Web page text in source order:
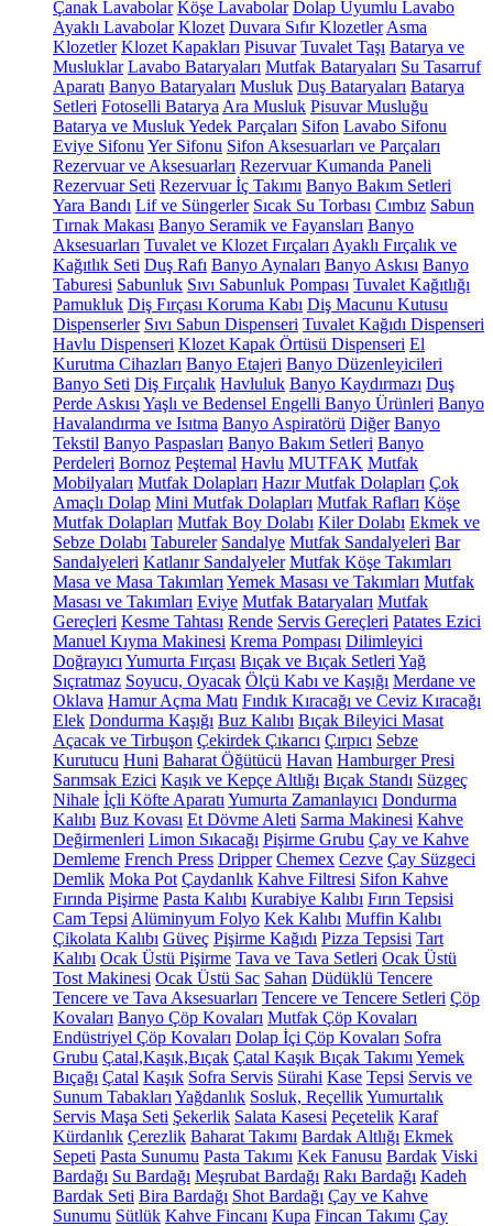
Çanak Lavabolar Köşe Lavabolar Dolap Uyumlu Lavabo
Ayaklı Lavabolar Klozet Duvara Sıfır Klozetler Asma
Klozetler Klozet Kapakları Pisuvar Tuvalet Taşı Batarya ve
Musluklar Lavabo Bataryaları Mutfak Bataryaları Su Tasarruf
Aparatı Banyo Bataryaları Musluk Duş Bataryaları Batarya
Setleri Fotoselli Batarya Ara Musluk Pisuvar Musluğu
Batarya ve Musluk Yedek Parçaları Sifon Lavabo Sifonu
Eviye Sifonu Yer Sifonu Sifon Aksesuarları ve Parçaları
Rezervuar ve Aksesuarları Rezervuar Kumanda Paneli
Rezervuar Seti Rezervuar İç Takımı Banyo Bakım Setleri
Yara Bandı Lif ve Süngerler Sıcak Su Torbası Cımbız Sabun
Tırnak Makası Banyo Seramik ve Fayansları Banyo
Aksesuarları Tuvalet ve Klozet Fırçaları Ayaklı Fırçalık ve
Kağıtlık Seti Duş Rafı Banyo Aynaları Banyo Askısı Banyo
Taburesi Sabunluk Sıvı Sabunluk Pompası Tuvalet Kağıtlığı
Pamukluk Diş Fırçası Koruma Kabı Diş Macunu Kutusu
Dispenserler Sıvı Sabun Dispenseri Tuvalet Kağıdı Dispenseri
Havlu Dispenseri Klozet Kapak Örtüsü Dispenseri El
Kurutma Cihazları Banyo Etajeri Banyo Düzenleyicileri
Banyo Seti Diş Fırçalık Havluluk Banyo Kaydırmazı Duş
Perde Askısı Yaşlı ve Bedensel Engelli Banyo Ürünleri Banyo
Havalandırma ve Isıtma Banyo Aspiratörü Diğer Banyo
Tekstil Banyo Paspasları Banyo Bakım Setleri Banyo
Perdeleri Bornoz Peştemal Havlu MUTFAK Mutfak
Mobilyaları Mutfak Dolapları Hazır Mutfak Dolapları Çok
Amaçlı Dolap Mini Mutfak Dolapları Mutfak Rafları Köşe
Mutfak Dolapları Mutfak Boy Dolabı Kiler Dolabı Ekmek ve
Sebze Dolabı Tabureler Sandalye Mutfak Sandalyeleri Bar
Sandalyeleri Katlanır Sandalyeler Mutfak Köşe Takımları
Masa ve Masa Takımları Yemek Masası ve Takımları Mutfak
Masası ve Takımları Eviye Mutfak Bataryaları Mutfak
Gereçleri Kesme Tahtası Rende Servis Gereçleri Patates Ezici
Manuel Kıyma Makinesi Krema Pompası Dilimleyici
Doğrayıcı Yumurta Fırçası Bıçak ve Bıçak Setleri Yağ
Sıçratmaz Soyucu, Oyacak Ölçü Kabı ve Kaşığı Merdane ve
Oklava Hamur Açma Matı Fındık Kıracağı ve Ceviz Kıracağı
Elek Dondurma Kaşığı Buz Kalıbı Bıçak Bileyici Masat
Açacak ve Tirbuşon Çekirdek Çıkarıcı Çırpıcı Sebze
Kurutucu Huni Baharat Öğütücü Havan Hamburger Presi
Sarımsak Ezici Kaşık ve Kepçe Altlığı Bıçak Standı Süzgeç
Nihale İçli Köfte Aparatı Yumurta Zamanlayıcı Dondurma
Kalıbı Buz Kovası Et Dövme Aleti Sarma Makinesi Kahve
Değirmenleri Limon Sıkacağı Pişirme Grubu Çay ve Kahve
Demleme French Press Dripper Chemex Cezve Çay Süzgeci
Demlik Moka Pot Çaydanlık Kahve Filtresi Sifon Kahve
Fırında Pişirme Pasta Kalıbı Kurabiye Kalıbı Fırın Tepsisi
Cam Tepsi Alüminyum Folyo Kek Kalıbı Muffin Kalıbı
Çikolata Kalıbı Güveç Pişirme Kağıdı Pizza Tepsisi Tart
Kalıbı Ocak Üstü Pişirme Tava ve Tava Setleri Ocak Üstü
Tost Makinesi Ocak Üstü Sac Sahan Düdüklü Tencere
Tencere ve Tava Aksesuarları Tencere ve Tencere Setleri Çöp
Kovaları Banyo Çöp Kovaları Mutfak Çöp Kovaları
Endüstriyel Çöp Kovaları Dolap İçi Çöp Kovaları Sofra
Grubu Çatal,Kaşık,Bıçak Çatal Kaşık Bıçak Takımı Yemek
Bıçağı Çatal Kaşık Sofra Servis Sürahi Kase Tepsi Servis ve
Sunum Tabakları Yağdanlık Sosluk, ReçellikYumurtalık
Servis Maşa Seti Şekerlik Salata Kasesi Peçetelik Karaf
Kürdanlık Çerezlik Baharat Takımı Bardak Altlığı Ekmek
Sepeti Pasta Sunumu Pasta Takımı Kek Fanusu Bardak Viski
Bardağı Su Bardağı Meşrubat Bardağı Rakı Bardağı Kadeh
Bardak Seti Bira Bardağı Shot Bardağı Çay ve Kahve
Sunumu Sütlük Kahve Fincanı Kupa Fincan Takımı Çay